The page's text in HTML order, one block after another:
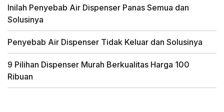
Inilah Penyebab Air Dispenser Panas Semua dan
Solusinya
Penyebab Air Dispenser Tidak Keluar dan Solusinya
9 Pilihan Dispenser Murah Berkualitas Harga 100
Ribuan